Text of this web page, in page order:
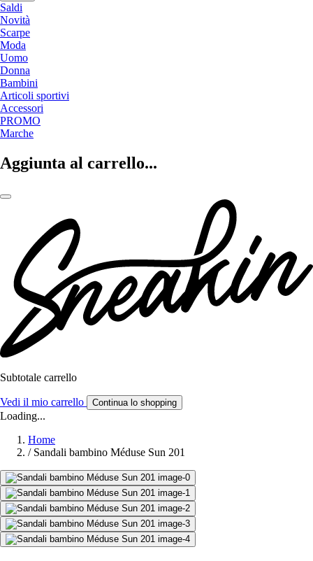
Saldi
Novità
Scarpe
Moda
Uomo
Donna
Bambini
Articoli sportivi
Accessori
PROMO
Marche
Aggiunta al carrello...
Subtotale carrello
Vedi il mio carrello Continua lo shopping
Loading...
Home
/ Sandali bambino Méduse Sun 201